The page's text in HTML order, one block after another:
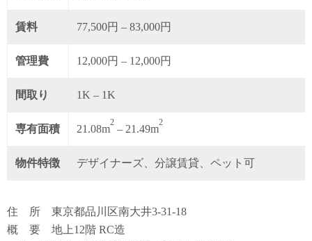
賃料 77,500円 – 83,000円
管理費 12,000円 – 12,000円
間取り 1K – 1K
専有面積 21.08m
2
– 21.49m
2
物件特徴 デザイナーズ、分譲賃貸、ペット可
住 所 東京都品川区南大井3-31-18
概 要 地上12階 RC造